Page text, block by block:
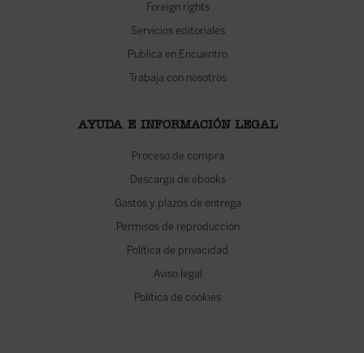
Foreign rights
Servicios editoriales
Publica en Encuentro
Trabaja con nosotros
AYUDA E INFORMACIÓN LEGAL
Proceso de compra
Descarga de ebooks
Gastos y plazos de entrega
Permisos de reproducción
Política de privacidad
Aviso legal
Política de cookies